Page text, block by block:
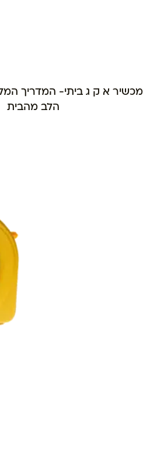
מכשיר א ק ג ביתי- המדריך
הלב מהבית